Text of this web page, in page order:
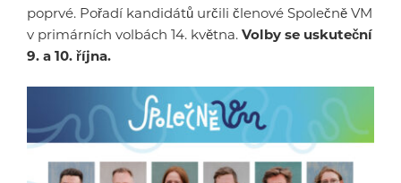
poprvé. Pořadí kandidátů určili členové Společně VM
v primárních volbách 14. května. Volby se uskuteční
9. a 10. října.